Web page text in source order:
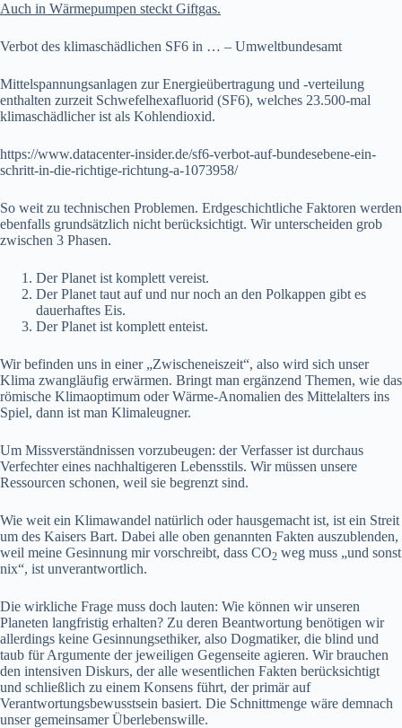
Auch in Wärmepumpen steckt Giftgas.
Verbot des klimaschädlichen SF6 in … – Umweltbundesamt
Mittelspannungsanlagen zur Energieübertragung und -verteilung
enthalten zurzeit Schwefelhexafluorid (SF6), welches 23.500-mal
klimaschädlicher ist als Kohlendioxid.
https://www.datacenter-insider.de/sf6-verbot-auf-bundesebene-ein-
schritt-in-die-richtige-richtung-a-1073958/
So weit zu technischen Problemen. Erdgeschichtliche Faktoren werden
ebenfalls grundsätzlich nicht berücksichtigt. Wir unterscheiden grob
zwischen 3 Phasen.
Der Planet ist komplett vereist.
Der Planet taut auf und nur noch an den Polkappen gibt es
dauerhaftes Eis.
Der Planet ist komplett enteist.
Wir befinden uns in einer „Zwischeneiszeit“, also wird sich unser
Klima zwangläufig erwärmen. Bringt man ergänzend Themen, wie das
römische Klimaoptimum oder Wärme-Anomalien des Mittelalters ins
Spiel, dann ist man Klimaleugner.
Um Missverständnissen vorzubeugen: der Verfasser ist durchaus
Verfechter eines nachhaltigeren Lebensstils. Wir müssen unsere
Ressourcen schonen, weil sie begrenzt sind.
Wie weit ein Klimawandel natürlich oder hausgemacht ist, ist ein Streit
um des Kaisers Bart. Dabei alle oben genannten Fakten auszublenden,
weil meine Gesinnung mir vorschreibt, dass CO2 weg muss „und sonst
nix“, ist unverantwortlich.
Die wirkliche Frage muss doch lauten: Wie können wir unseren
Planeten langfristig erhalten? Zu deren Beantwortung benötigen wir
allerdings keine Gesinnungsethiker, also Dogmatiker, die blind und
taub für Argumente der jeweiligen Gegenseite agieren. Wir brauchen
den intensiven Diskurs, der alle wesentlichen Fakten berücksichtigt
und schließlich zu einem Konsens führt, der primär auf
Verantwortungsbewusstsein basiert. Die Schnittmenge wäre demnach
unser gemeinsamer Überlebenswille.